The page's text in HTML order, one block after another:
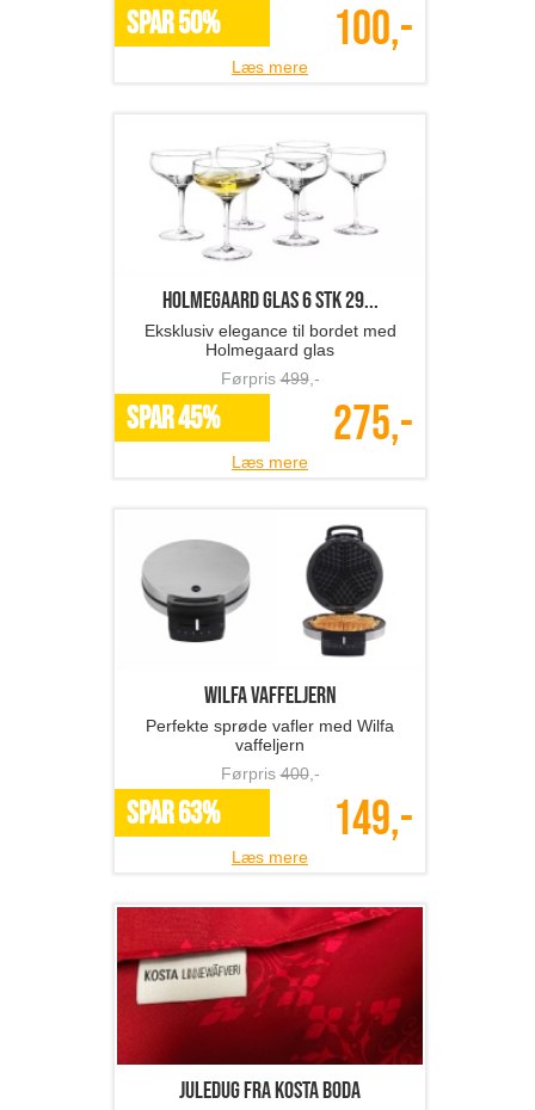
SPAR 50% 100,-
Læs mere
Holmegaard glas 6 stk 29...
Eksklusiv elegance til bordet med
Holmegaard glas
Førpris499,-
SPAR 45% 275,-
Læs mere
Wilfa vaffeljern
Perfekte sprøde vafler med Wilfa
vaffeljern
Førpris400,-
SPAR 63% 149,-
Læs mere
Juledug fra Kosta Boda